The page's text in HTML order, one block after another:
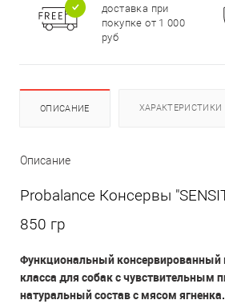
доставка при
покупке от 1 000
руб
ОПИСАНИЕ ХАРАКТЕРИСТИКИ
Описание
Probalance Консервы
850 гр
Функциональный
класса для собак с чувствительным
натуральный состав с мясом